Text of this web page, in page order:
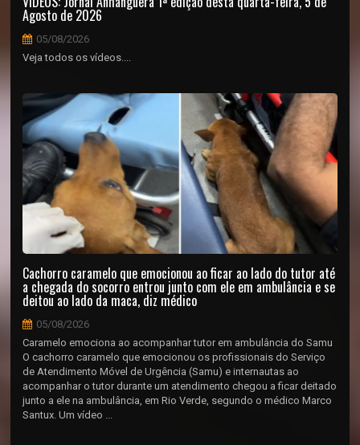
Agosto de 2026
05/08/2026
Veja todos os vídeos....
Cachorro caramelo que emocionou ao ficar ao lado do tutor até
a chegada do socorro entrou junto com ele em ambulância e se
deitou ao lado da maca, diz médico
05/08/2026
Caramelo emociona ao acompanhar tutor em ambulância do Samu
O cachorro caramelo que emocionou os profissionais do Serviço
de Atendimento Móvel de Urgência (Samu) e internautas ao
acompanhar o tutor durante um atendimento chegou a ficar deitado
junto a ele na ambulância, em Rio Verde, segundo o médico Marco
Santux. Um vídeo ...